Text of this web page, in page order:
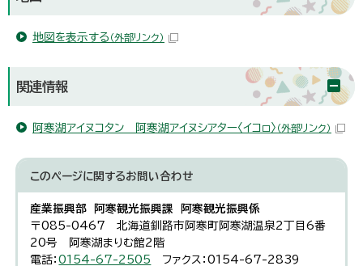
地図を表示する （外部リンク）
関連情報
阿寒湖アイヌコタン 阿寒湖アイヌシアター〈イコㇿ〉 （外部リンク）
このページに関するお問い合わせ
産業振興部 阿寒観光振興課 阿寒観光振興係
〒085-0467 北海道釧路市阿寒町阿寒湖温泉2丁目6番
20号 阿寒湖まりむ館2階
電話：0154-67-2505
ファクス：0154-67-2839